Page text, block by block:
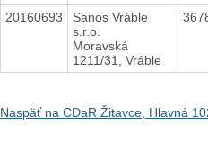
20160693
Sanos Vráble
s.r.o.
Moravská
1211/31, Vráble
Naspäť na CDaR Žitavce, Hlavná